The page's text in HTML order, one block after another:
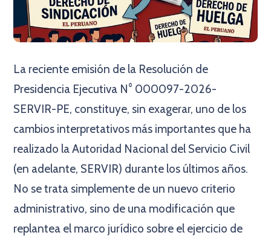
La reciente emisión de la Resolución de
Presidencia Ejecutiva N° 000097-2026-
SERVIR-PE, constituye, sin exagerar, uno de los
cambios interpretativos más importantes que ha
realizado la Autoridad Nacional del Servicio Civil
(en adelante, SERVIR) durante los últimos años.
No se trata simplemente de un nuevo criterio
administrativo, sino de una modificación que
replantea el marco jurídico sobre el ejercicio de